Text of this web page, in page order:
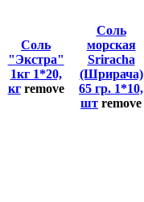
Соль
"Экстра"
1кг 1*20,
кг remove
Соль
морская
Sriracha
(Шрирача)
65 гр. 1*10,
шт remove